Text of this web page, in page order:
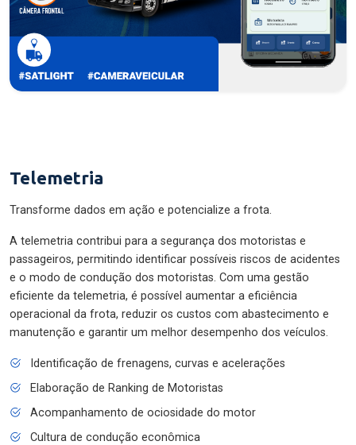
Telemetria
Transforme dados em ação e potencialize a frota.
A telemetria contribui para a segurança dos motoristas e
passageiros, permitindo identificar possíveis riscos de acidentes
e o modo de condução dos motoristas. Com uma gestão
eficiente da telemetria, é possível aumentar a eficiência
operacional da frota, reduzir os custos com abastecimento e
manutenção e garantir um melhor desempenho dos veículos.
Identificação de frenagens, curvas e acelerações
Elaboração de Ranking de Motoristas
Acompanhamento de ociosidade do motor
Cultura de condução econômica